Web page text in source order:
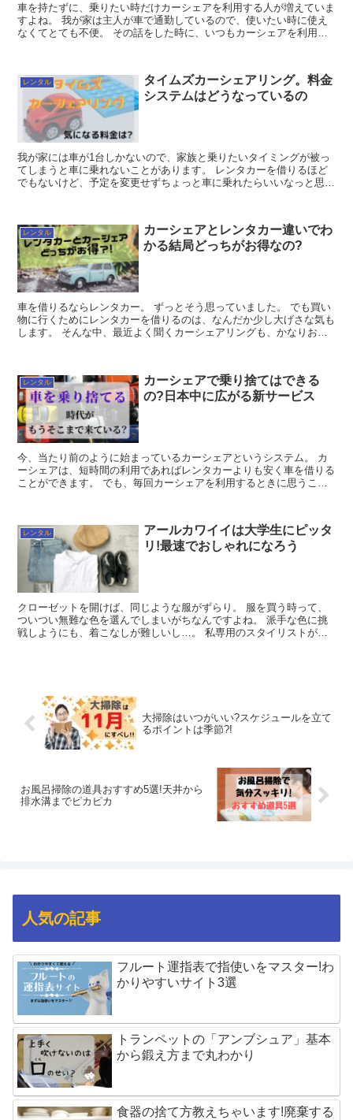
車を持たずに、乗りたい時だけカーシェアを利用する人が増えていま
すよね。 我が家は主人が車で通勤しているので、使いたい時に使え
なくてとても不便。 その話をした時に、いつもカーシェアを利用し
レンタル
タイムズカーシェアリング。料金
システムはどうなっているの
我が家には車が1台しかないので、家族と乗りたいタイミングが被っ
てしまうと車に乗れないことがあります。 レンタカーを借りるほど
でもないけど、予定を変更せずちょっと車に乗れたらいいなっと思っ
レンタル
カーシェアとレンタカー違いでわ
かる結局どっちがお得なの?
車を借りるならレンタカー。 ずっとそう思っていました。 でも買い
物に行くためにレンタカーを借りるのは、なんだか少し大げさな気も
します。 そんな中、最近よく聞くカーシェアリングも、かなりお得
レンタル
カーシェアで乗り捨てはできる
の?日本中に広がる新サービス
今、当たり前のように始まっているカーシェアというシステム。 カ
ーシェアは、短時間の利用であればレンタカーよりも安く車を借りる
ことができます。 でも、毎回カーシェアを利用するときに思うこと
レンタル
アールカワイイは大学生にピッタ
リ!最速でおしゃれになろう
クローゼットを開けば、同じような服がずらり。 服を買う時って、
ついつい無難な色を選んでしまいがちなんですよね。 派手な色に挑
戦しようにも、着こなしが難しいし…。 私専用のスタイリストがい
大掃除はいつがいい?スケジュールを立て
るポイントは季節?!
お風呂掃除の道具おすすめ5選!天井から
排水溝までピカピカ
人気の記事
フルート運指表で指使いをマスター!わ
かりやすいサイト3選
トランペットの「アンブシュア」基本
から鍛え方まで丸わかり
食器の捨て方教えちゃいます!廃棄する